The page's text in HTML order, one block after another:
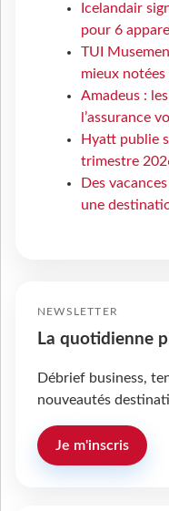
Icelandair
pour 6
TUI
mieux
Amadeus :
l’assurance
Hyatt publie
trimestre
Des
une
NEWSLETTER
La quotidienne
Débrief business,
nouveautés
Je m'inscris